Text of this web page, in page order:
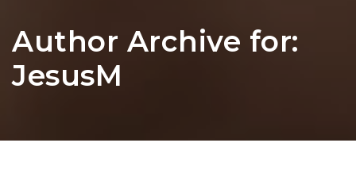
Author Archive for:
JesusM